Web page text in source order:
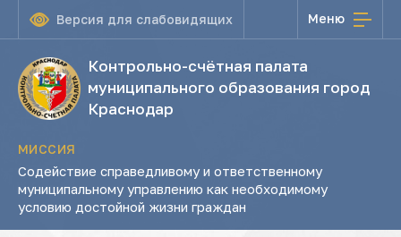
Версия для слабовидящих Меню
Контрольно-счётная палата
муниципального образования город
Краснодар
МИССИЯ
Содействие справедливому и ответственному
муниципальному управлению как необходимому
условию достойной жизни граждан